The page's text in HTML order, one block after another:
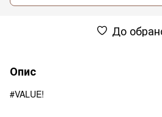
До
Опис
#VALUE!